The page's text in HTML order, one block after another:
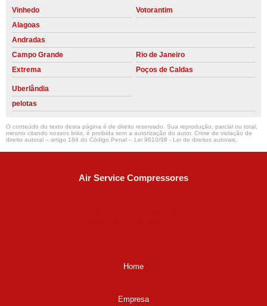
Vinhedo
Votorantim
Alagoas
Andradas
Campo Grande
Rio de Janeiro
Extrema
Poços de Caldas
Uberlândia
pelotas
O conteúdo do texto desta página é de direito reservado. Sua reprodução, parcial ou total,
mesmo citando nossos links, é proibida sem a autorização do autor. Crime de violação de
direito autoral – artigo 184 do Código Penal – Lei 9610/98 - Lei de direitos autorais.
Air Service Compressores
Home
Empresa